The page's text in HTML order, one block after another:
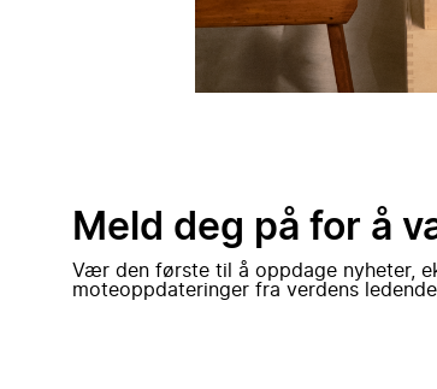
Meld deg på for å
Vær den første til å oppdage nyheter,
moteoppdateringer fra verdens